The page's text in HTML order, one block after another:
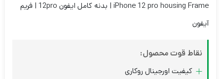
iPhone 12 pro housing Frame | بدنه کامل ایفون 12pro | فریم
آیفون
نقاط قوت محصول:
کیفیت اورجینال روکاری